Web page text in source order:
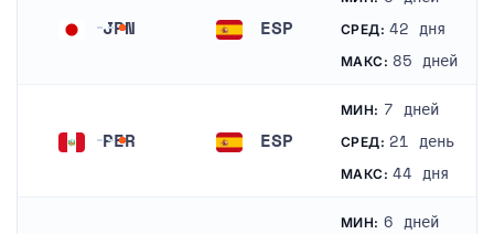
JPN ESP СРЕД: 42 дня
МАКС: 85 дней
PER ESP
МИН: 7 дней
СРЕД: 21 день
МАКС: 44 дня
МИН: 6 дней